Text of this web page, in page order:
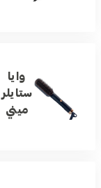
وايا
ستايلر
ميني